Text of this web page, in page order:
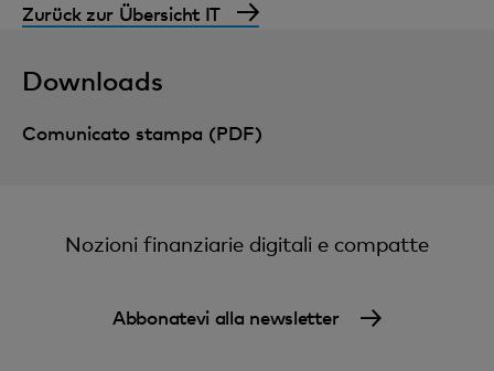
Zurück zur Übersicht IT
Downloads
Comunicato stampa (PDF)
Nozioni finanziarie digitali e compatte
Abbonatevi alla newsletter